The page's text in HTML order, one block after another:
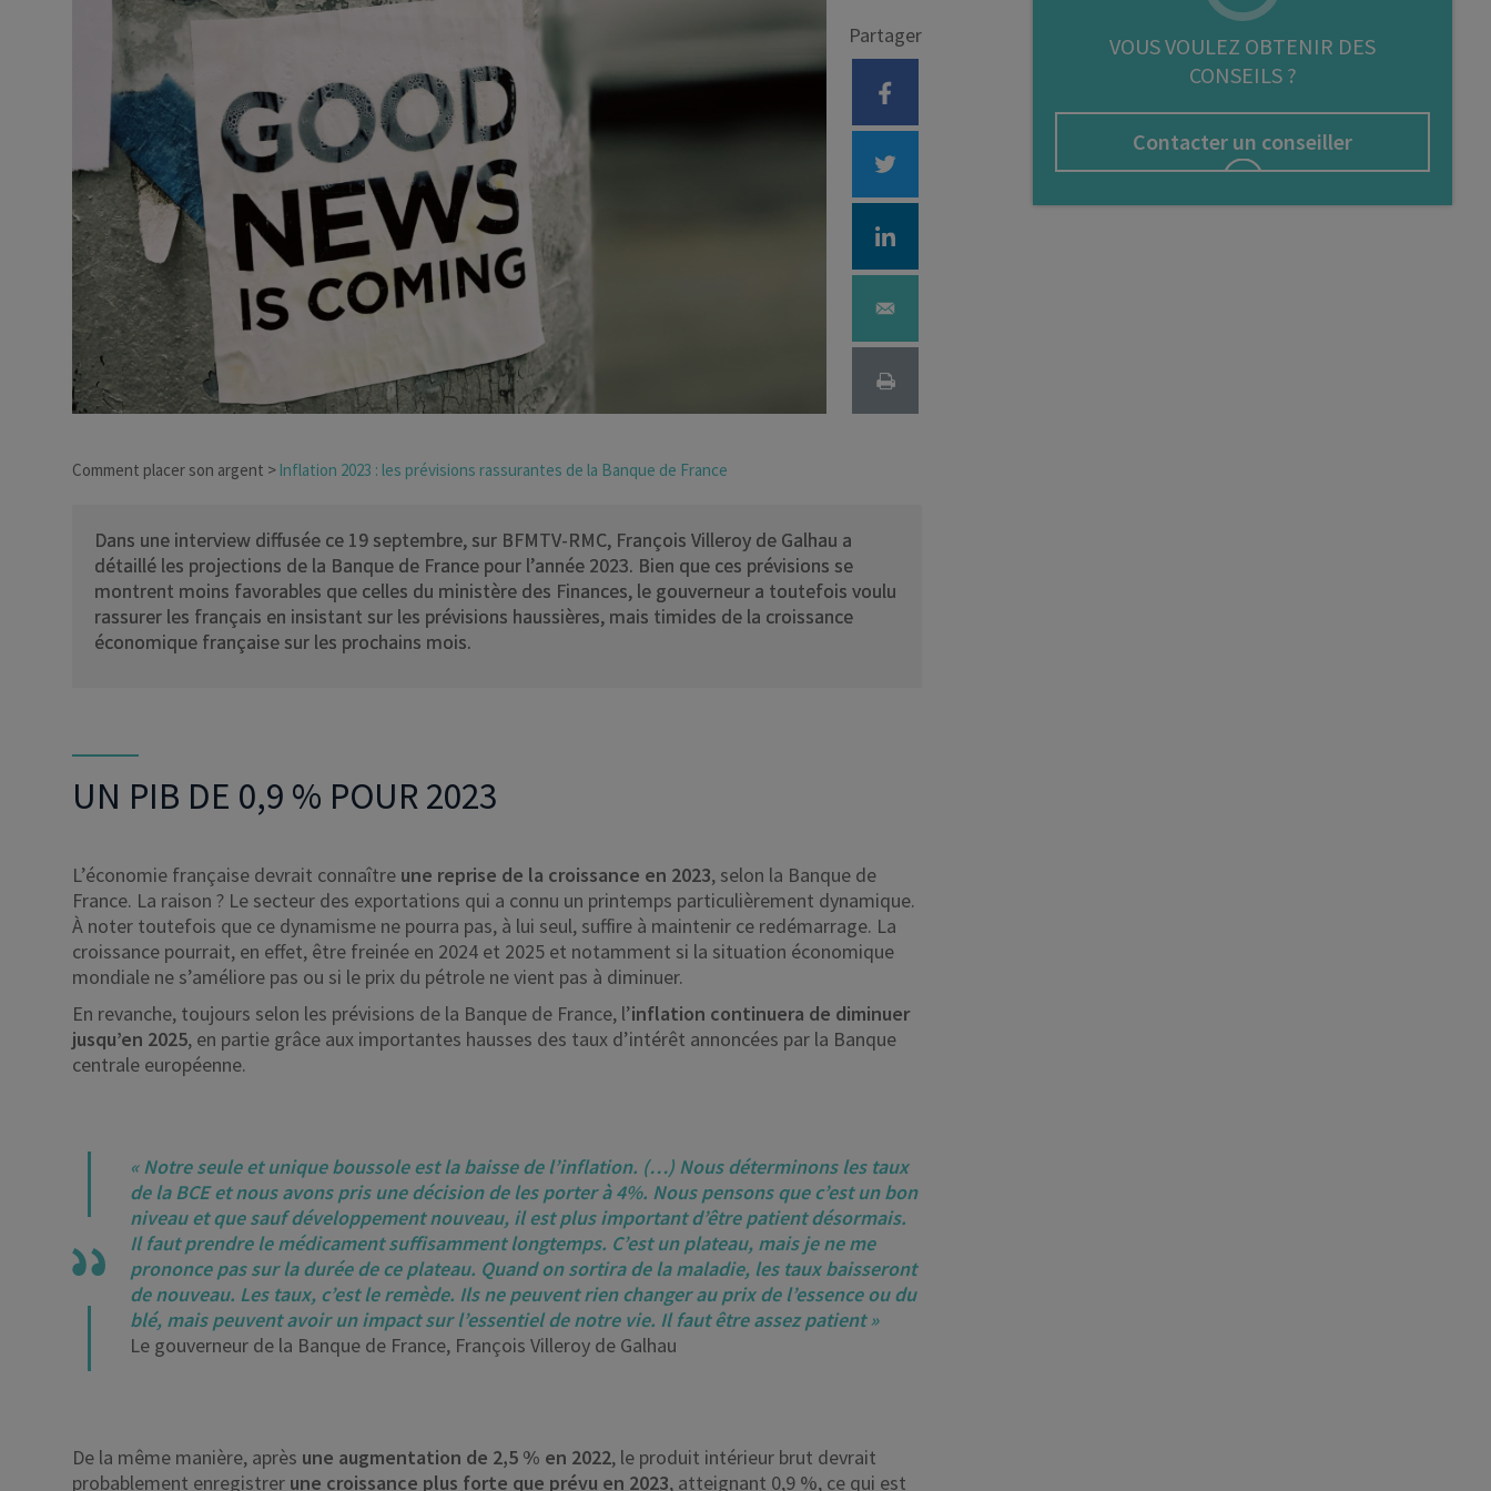
Conseils fiscalité d’entreprise Loi Pinel
Anciens dispositifs
Investissement locatif
Partager
Comment placer son argent Inflation 2023 : les prévisions rassurantes de la Banque de France
Dans une interview diffusée ce 19 septembre, sur BFMTV-RMC, François Villeroy de Galhau a
détaillé les projections de la Banque de France pour l’année 2023. Bien que ces prévisions se
montrent moins favorables que celles du ministère des Finances, le gouverneur a toutefois voulu
rassurer les français en insistant sur les prévisions haussières, mais timides de la croissance
économique française sur les prochains mois.
UN PIB DE 0,9 % POUR 2023
L’économie française devrait connaître une reprise de la croissance en 2023, selon la Banque de
France. La raison ? Le secteur des exportations qui a connu un printemps particulièrement dynamique.
À noter toutefois que ce dynamisme ne pourra pas, à lui seul, suffire à maintenir ce redémarrage. La
croissance pourrait, en effet, être freinée en 2024 et 2025 et notamment si la situation économique
mondiale ne s’améliore pas ou si le prix du pétrole ne vient pas à diminuer.
En revanche, toujours selon les prévisions de la Banque de France, l’inflation continuera de diminuer
jusqu’en 2025, en partie grâce aux importantes hausses des taux d’intérêt annoncées par la Banque
centrale européenne.
« Notre seule et unique boussole est la baisse de l’inflation. (…) Nous déterminons les taux
de la BCE et nous avons pris une décision de les porter à 4%. Nous pensons que c’est un bon
niveau et que sauf développement nouveau, il est plus important d’être patient désormais.
Il faut prendre le médicament suffisamment longtemps. C’est un plateau, mais je ne me
prononce pas sur la durée de ce plateau. Quand on sortira de la maladie, les taux baisseront
de nouveau. Les taux, c’est le remède. Ils ne peuvent rien changer au prix de l’essence ou du
blé, mais peuvent avoir un impact sur l’essentiel de notre vie. Il faut être assez patient »
Le gouverneur de la Banque de France, François Villeroy de Galhau
De la même manière, après une augmentation de 2,5 % en 2022, le produit intérieur brut devrait
probablement enregistrer une croissance plus forte que prévu en 2023, atteignant 0,9 %, ce qui est
VOUS VOULEZ OBTENIR DES
CONSEILS ?
Contacter un conseiller